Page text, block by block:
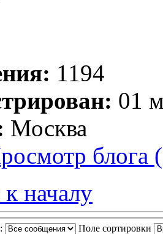
1194
01
Москва
блога
началу
Поле сортировки